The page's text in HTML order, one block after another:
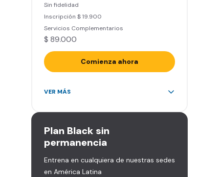
Clases grupales con profesores*
(Sujeto a disponibilidad de salón
en cada sede)
Acceso a todas las áreas de la
Sin fidelidad
Inscripción $ 19.900
Servicios Complementarios
$ 89.000
Comienza ahora
Acceso ilimitado a más de 2.000
Derecho a traer un invitado 5
Smart Spa (Relájate en los sillones
de masajes)
Descuentos especiales en marcas
aliadas
VER MÁS
Plan Black sin
permanencia
Entrena en cualquiera de nuestras sedes
en América Latina